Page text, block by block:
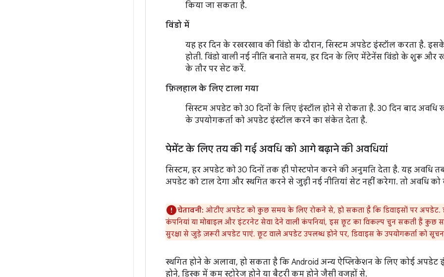
किया जा सकता है.
विंडो में
यह हर दिन के रखरखाव की विंडो के दौरान, सिस्टम अपडेट इंस्टॉल करता है.
होती. विंडो वाली नई नीति बनाते समय, हर दिन के लिए मेंटेनेंस विंडो के शुरू और
के तौर पर सेट करें.
फ़िलहाल के लिए टाला गया
सिस्टम अपडेट को 30 दिनों के लिए इंस्टॉल होने से रोकता है. 30 दिन बाद अवधि
के उपयोगकर्ता को अपडेट इंस्टॉल करने का संकेत देता है.
पेमेंट के लिए तय की गई अवधि को आगे बढ़ाने की अवधियां
सिस्टम, हर अपडेट को 30 दिनों तक ही पोस्टपोन करने की अनुमति देता है. यह अवधि
अपडेट को टाल देगा और स्थगित करने से जुड़ी नई नीतियां सेट नहीं करेगा. तो अवधि को
चेतावनी: ओटीए अपडेट को कुछ समय के लिए रोकने से, हो सकता है कि डिवाइसों पर अपडेट.
कंपनियां या मोबाइल और इंटरनेट सेवा देने वाली कंपनियां, इस छूट का विकल्प चुन सकती हैं कुछ
सुरक्षा से जुड़े ज़रूरी अपडेट पाएं. छूट वाले अपडेट उपलब्ध होने पर, डिवाइस के उपयोगकर्ता को
स्थगित होने के अलावा, हो सकता है कि Android अन्य ऐप्लिकेशन के लिए कोई अपडेट
होने, डिस्क में कम स्टोरेज होने या बैटरी कम होने जैसी वजहों से.